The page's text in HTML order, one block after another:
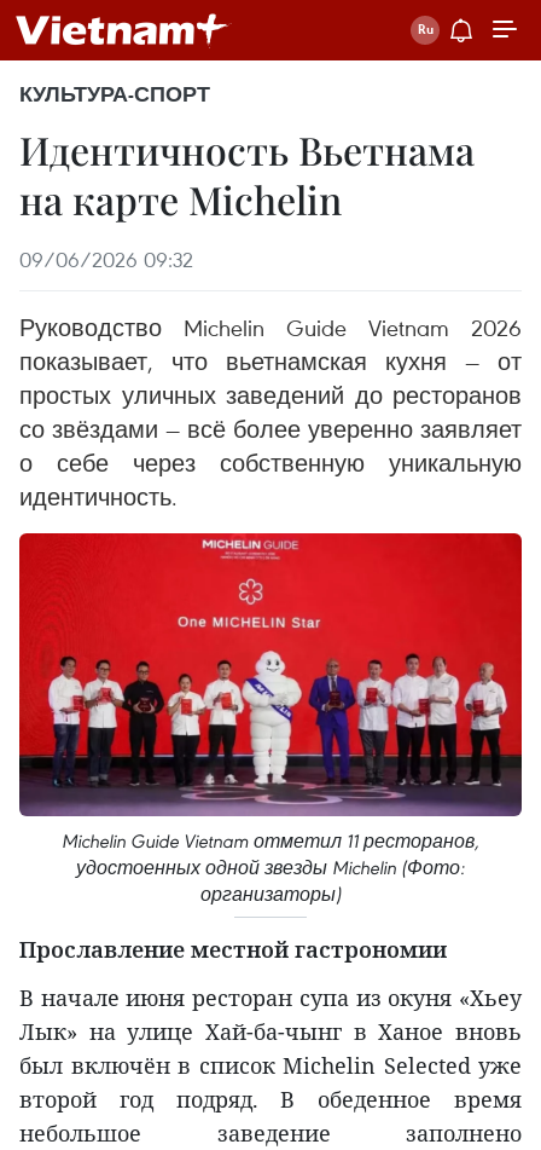
КУЛЬТУРА-СПОРТ
Идентичность Вьетнама
на карте Michelin
09/06/2026 09:32
Руководство Michelin Guide Vietnam 2026
показывает, что вьетнамская кухня — от
простых уличных заведений до ресторанов
со звёздами — всё более уверенно заявляет
о себе через собственную уникальную
идентичность.
Michelin Guide Vietnam отметил 11 ресторанов,
удостоенных одной звезды Michelin (Фото:
организаторы)
Прославление местной гастрономии
В начале июня ресторан супа из окуня «Хьеу
Лык» на улице Хай-ба-чынг в Ханое вновь
был включён в список Michelin Selected уже
второй год подряд. В обеденное время
небольшое заведение заполнено